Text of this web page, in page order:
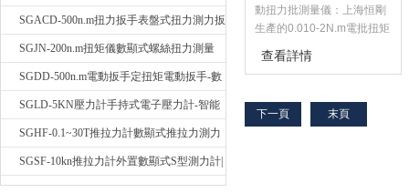
輻稱重壓力測力計
SGACD-500n.m扭力扳手表盤式扭力測力扳
手-表盤扭力矩檢測扳手
SGJN-200n.m扭矩儀數顯式螺絲扭力測量
儀-螺栓扭力矩測試儀
SGDD-500n.m電動扳手定扭矩電動扳手-數
顯式電動定扭力矩扳手
SGLD-5KN壓力計手持式電子壓力計-智能
電子式壓力測力計
SGHF-0.1~30T推拉力計數顯式推拉力測力
計-數字拉壓力雙向測力儀
SGSF-10kn推拉力計外置數顯式S型測力計|
手持連線式拉壓力計
動扭力批測量儀：上海恒剛
生產的0.010-2N.m電批扭矩
校驗儀是為測試和檢測扭矩
而設計制造的智能化多功能
儀主要用于檢測和校正電動
風動螺絲批、扭矩起子、扭
查看詳情
下一頁 末頁